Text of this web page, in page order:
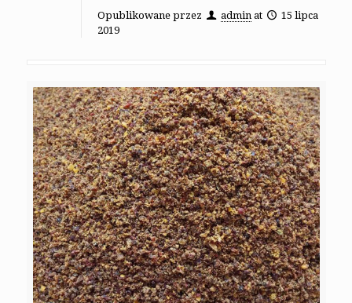
Opublikowane przez admin at
15 lipca
2019